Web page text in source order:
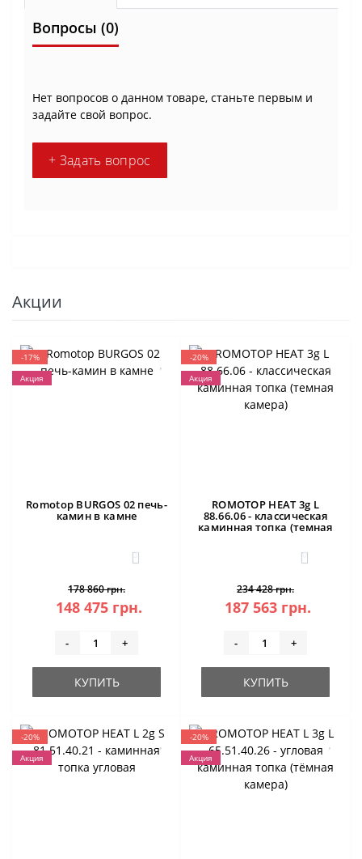
Вопросы (0)
Нет вопросов о данном товаре, станьте первым и
задайте свой вопрос.
+ Задать вопрос
Акции
-17%
Акция
Romotop BURGOS 02 печь-
камин в камне
3
178 860 грн.
148 475 грн.
- +
КУПИТЬ
-20%
Акция
ROMOTOP HEAT 3g L
88.66.06 - классическая
каминная топка (темная
0
234 428 грн.
187 563 грн.
- +
КУПИТЬ
-20%
Акция
-20%
Акция